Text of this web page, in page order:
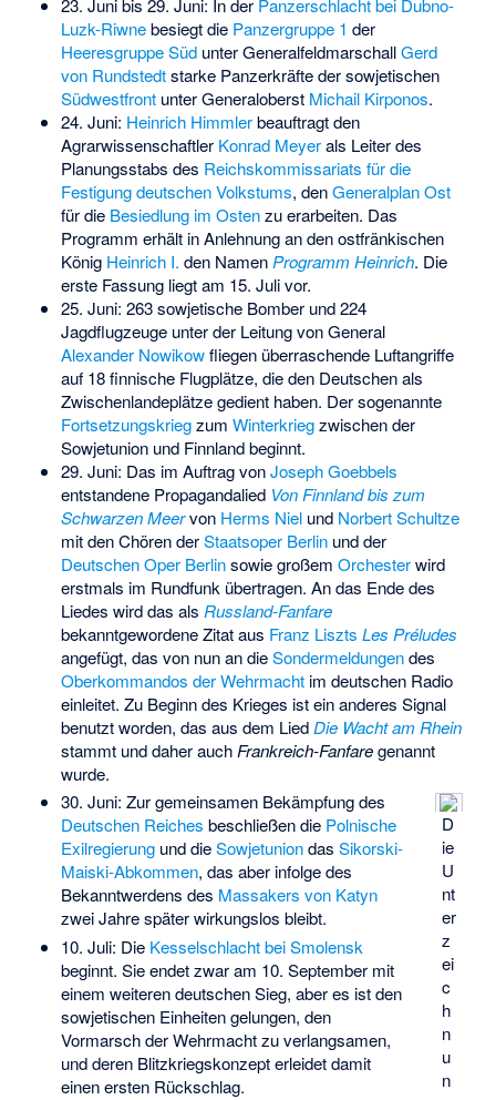
23. Juni bis 29. Juni: In der Panzerschlacht bei Dubno-
Luzk-Riwnebesiegt die Panzergruppe 1 der
Heeresgruppe Südunter GeneralfeldmarschallGerd
von Rundstedtstarke Panzerkräfte der sowjetischen
Südwestfrontunter Generaloberst Michail Kirponos.
24. Juni: Heinrich Himmlerbeauftragt den
Agrarwissenschaftler Konrad Meyerals Leiter des
Planungsstabs des Reichskommissariats für die
Festigung deutschen Volkstums, denGeneralplan Ost
für die Besiedlung im Ostenzu erarbeiten. Das
Programm erhält in Anlehnung an den ostfränkischen
König Heinrich I. den Namen Programm Heinrich. Die
erste Fassung liegt am 15. Juli vor.
25. Juni: 263 sowjetische Bomber und 224
Jagdflugzeuge unter der Leitung von General
Alexander Nowikowfliegen überraschende Luftangriffe
auf 18 finnische Flugplätze, die den Deutschen als
Zwischenlandeplätze gedient haben. Der sogenannte
Fortsetzungskriegzum Winterkriegzwischen der
Sowjetunion und Finnland beginnt.
29. Juni: Das im Auftrag vonJoseph Goebbels
entstandene Propagandalied Von Finnland bis zum
Schwarzen Meervon Herms Nielund Norbert Schultze
mit den Chören derStaatsoper Berlinund der
Deutschen Oper Berlinsowie großem Orchesterwird
erstmals im Rundfunk übertragen. An das Ende des
Liedes wird das als Russland-Fanfare
bekanntgewordene Zitat aus Franz Liszts Les Préludes
angefügt, das von nun an dieSondermeldungendes
Oberkommandos der Wehrmachtim deutschen Radio
einleitet. Zu Beginn des Krieges ist ein anderes Signal
benutzt worden, das aus dem LiedDie Wacht am Rhein
stammt und daher auch Frankreich-Fanfaregenannt
wurde.
D
ie
U
nt
er
z
ei
c
h
n
u
n
30. Juni: Zur gemeinsamen Bekämpfung des
Deutschen Reiches beschließen die Polnische
Exilregierungund dieSowjetuniondas Sikorski-
Maiski-Abkommen, das aber infolge des
Bekanntwerdens des Massakers von Katyn
zwei Jahre später wirkungslos bleibt.
10. Juli: Die Kesselschlacht bei Smolensk
beginnt. Sie endet zwar am 10. September mit
einem weiteren deutschen Sieg, aber es ist den
sowjetischen Einheiten gelungen, den
Vormarsch der Wehrmacht zu verlangsamen,
und deren Blitzkriegskonzept erleidet damit
einen ersten Rückschlag.